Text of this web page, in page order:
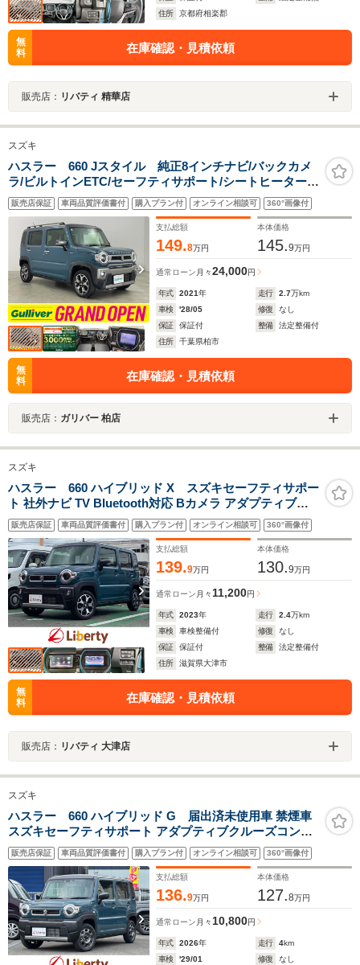
住所
京都府相楽郡
無
料
在庫確認・見積依頼
販売店： リバティ 精華店
スズキ
ハスラー 660 Jスタイル 純正8インチナビ/バックカメ
ラ/ビルトインETC/セーフティサポート/シートヒーター/
ルーフレール/ハーフレザーシート/純正アルミホイール/プ
ッシュスタート/スマートキー/オートライト/LEDライト/
禁煙車
販売店保証 車両品質評価書付 購入プラン付 オンライン相談可 360°画像付
支払総額
149.8万円
本体価格
145.9万円
通常ローン 月々24,000円
年式 2021年 走行 2.7万km
車検
'28/05 修復
なし
保証
保証付 整備
法定整備付
住所
千葉県柏市
無
料
在庫確認・見積依頼
販売店： ガリバー 柏店
スズキ
ハスラー 660 ハイブリッド X スズキセーフティサポー
ト 社外ナビ TV Bluetooth対応 Bカメラ アダプティブク
ルーズコントロール 革巻きステアリング LEDヘッドライ
ト フォグライト スマートキー アイドリングストップ 純
正アルミホイール
販売店保証 車両品質評価書付 購入プラン付 オンライン相談可 360°画像付
支払総額
139.9万円
本体価格
130.9万円
通常ローン 月々11,200円
年式 2023年 走行 2.4万km
車検
車検整備付 修復
なし
保証
保証付 整備
法定整備付
住所
滋賀県大津市
無
料
在庫確認・見積依頼
販売店： リバティ 大津店
スズキ
ハスラー 660 ハイブリッド G 届出済未使用車 禁煙車
スズキセーフティサポート アダプティブクルーズコント
ロール LEDヘッドライト スマートキー プッシュスタート
アイドリングストップ 前席シートヒーター ステアリング
スイッチ
販売店保証 車両品質評価書付 購入プラン付 オンライン相談可 360°画像付
支払総額
136.9万円
本体価格
127.8万円
通常ローン 月々 10,800円
年式 2026年 走行 4km
車検
'29/01 修復
なし